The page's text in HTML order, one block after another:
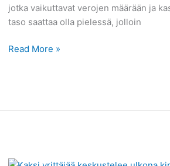
jotka vaikuttavat verojen määrään ja
taso saattaa olla pielessä, jolloin
ettei
tule
Read More »
Yrittäjän